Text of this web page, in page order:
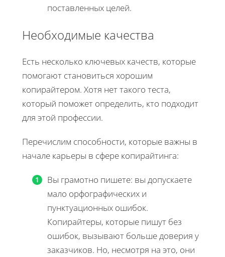
поставленных целей.
Необходимые качества
Есть несколько ключевых качеств, которые
помогают становиться хорошим
копирайтером. Хотя нет такого теста,
который поможет определить, кто подходит
для этой профессии.
Перечислим способности, которые важны в
начале карьеры в сфере копирайтинга:
Вы грамотно пишете: вы допускаете
мало орфографических и
пунктуационных ошибок.
Копирайтеры, которые пишут без
ошибок, вызывают больше доверия у
заказчиков. Но, несмотря на это, они